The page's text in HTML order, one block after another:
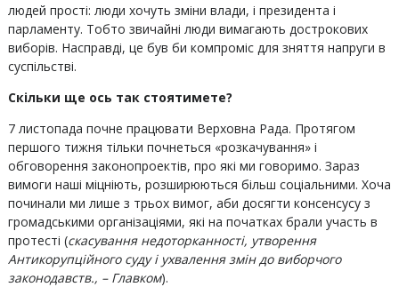
людей прості: люди хочуть зміни влади, і президента і
парламенту. Тобто звичайні люди вимагають дострокових
виборів. Насправді, це був би компроміс для зняття напруги в
суспільстві.
Скільки ще ось так стоятимете?
7 листопада почне працювати Верховна Рада. Протягом
першого тижня тільки почнеться «розкачування» і
обговорення законопроектів, про які ми говоримо. Зараз
вимоги наші міцніють, розширюються більш соціальними. Хоча
починали ми лише з трьох вимог, аби досягти консенсусу з
громадськими організаціями, які на початках брали участь в
протесті (скасування недоторканності, утворення
Антикорупційного суду і ухвалення змін до виборчого
законодавств., – Главком).